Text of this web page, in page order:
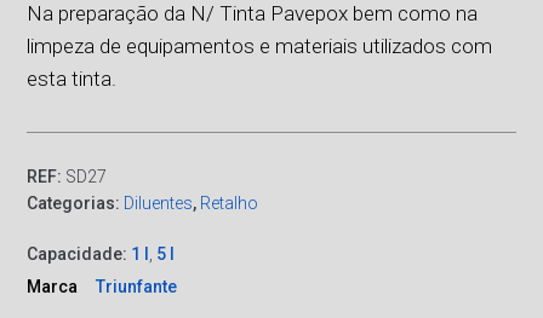
Na preparação da N/ Tinta Pavepox bem como na
limpeza de equipamentos e materiais utilizados com
esta tinta.
REF: SD27
Categorias: Diluentes, Retalho
Capacidade: 1 l , 5 l
Marca
Triunfante